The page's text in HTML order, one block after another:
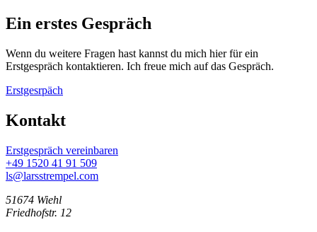
Ein erstes Gespräch
Wenn du weitere Fragen hast kannst du mich hier für ein
Erstgespräch kontaktieren. Ich freue mich auf das Gespräch.
Erstgesrpäch
Kontakt
Erstgespräch vereinbaren
+49 1520 41 91 509
ls@larsstrempel.com
51674 Wiehl
Friedhofstr. 12